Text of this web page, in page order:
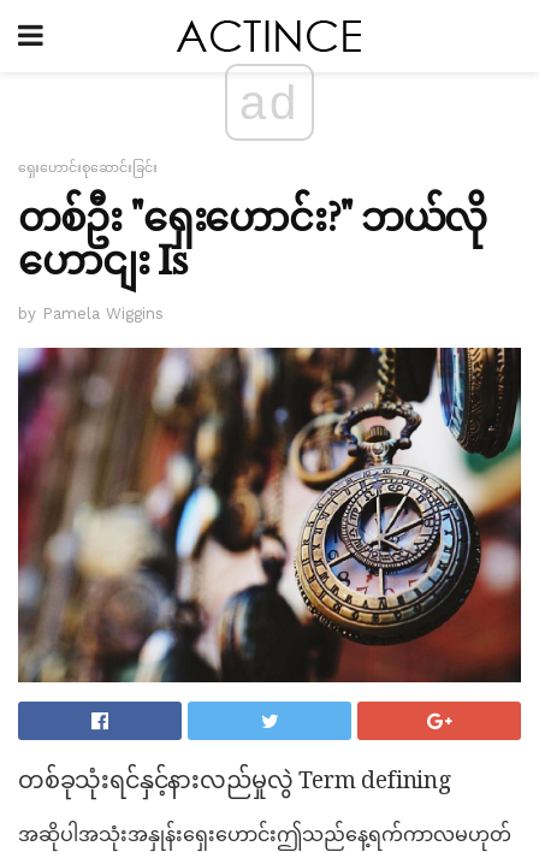
ad
ရှေးဟောင်းစုဆောင်းခြင်း
တစ်ဦး "ရှေးဟောင်း?" ဘယ်လို
ဟောငျး Is
by Pamela Wiggins
တစ်ခုသုံးရင်နှင့်နားလည်မှုလွဲ Term defining
အဆိုပါအသုံးအနှုန်းရှေးဟောင်းဤသည်နေ့ရက်ကာလမဟုတ်